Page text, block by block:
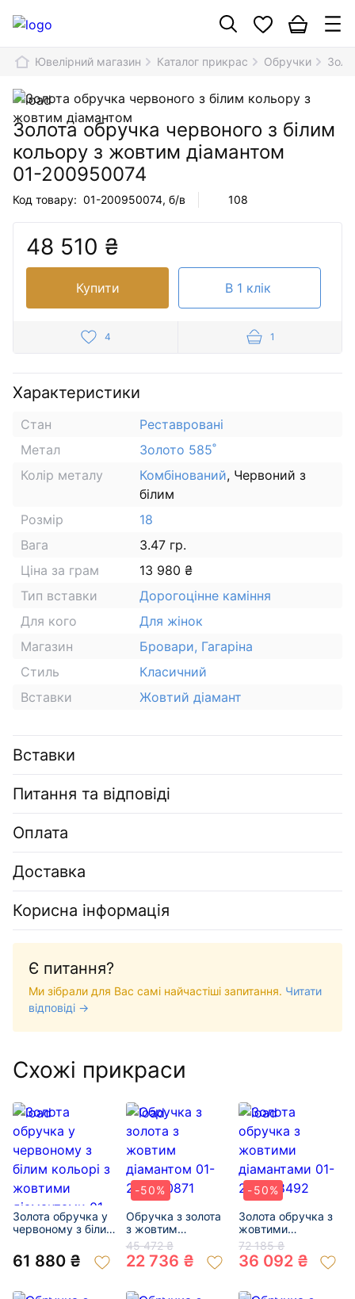
Ювелірний магазин Каталог прикрас Обручки
Золота обручка червоного з білим
кольору з жовтим діамантом
01-200950074
Код товару: 01-200950074, б/в 108
48 510 ₴
Купити В 1 клік
4 1
Характеристики
Стан
Реставровані
Метал
Золото 585˚
Колір металу
Комбінований, Червоний з
білим
Розмір
18
Вага
3.47 гр.
Ціна за грам
13 980 ₴
Тип вставки
Дорогоцінне каміння
Для кого
Для жінок
Магазин
Бровари, Гагаріна
Стиль
Класичний
Вставки
Жовтий діамант
Вставки
Питання та відповіді
Оплата
Доставка
Корисна інформація
Є питання?
Ми зібрали для Вас самі найчастіші запитання. Читати
відповіді →
Схожі прикраси
Золота обручка у
червоному з білим
діамантами 01-
200835763
61 880 ₴
-50%
Обручка з золота
з жовтим
діамантом 01-
200850871
45 472 ₴
22 736 ₴
-50%
Золота обручка з
жовтими
діамантами 01-
200768492
72 185 ₴
36 092 ₴